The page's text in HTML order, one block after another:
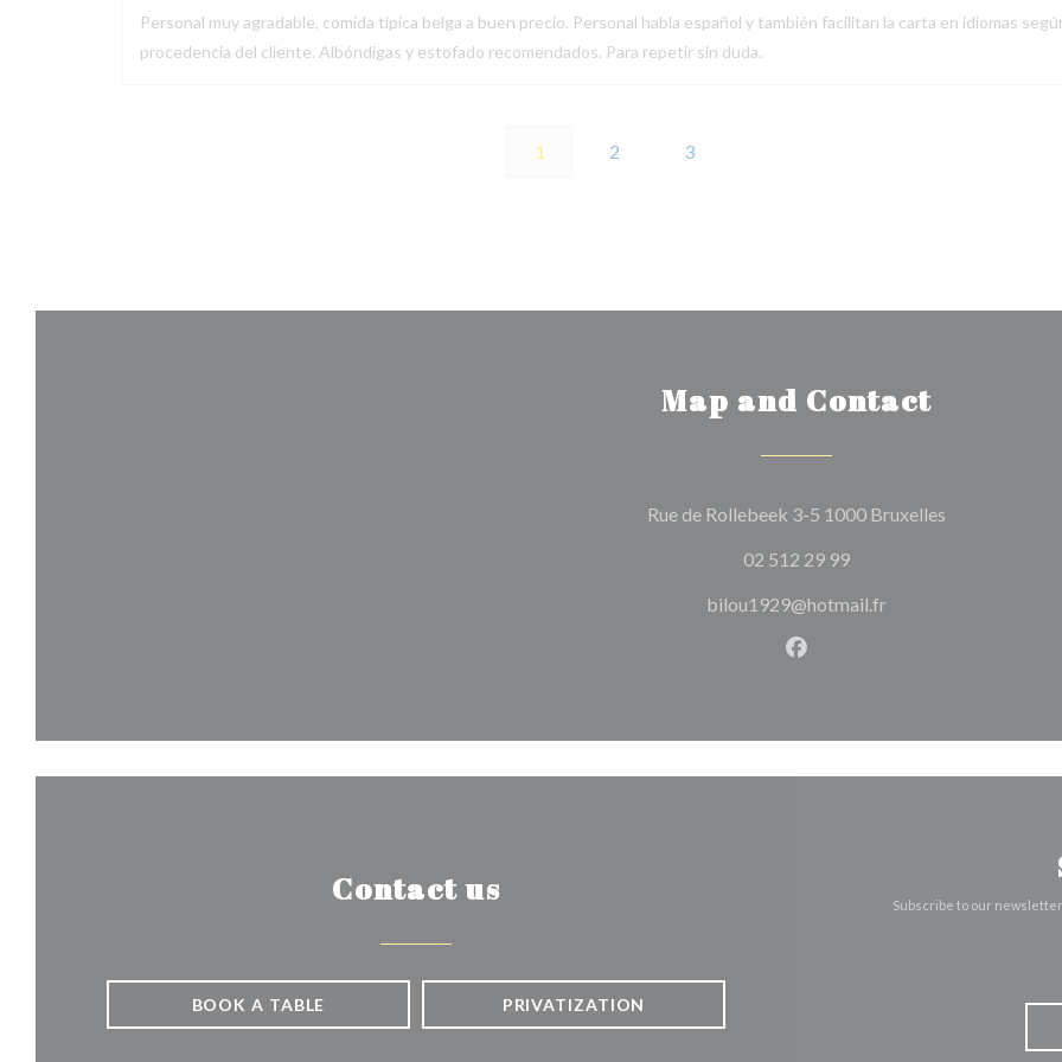
Personal muy agradable, comida típica belga a buen precio. Personal habla español y también facilitan la carta en idiomas
procedencia del cliente. Albóndigas y estofado recomendados. Para repetir sin duda.
1 2 3
Map and Contact
Rue de Rollebeek 3-5 1000 Bruxelles
02 512 29 99
bilou1929@hotmail.fr
Facebook ((opens in a new
Contact us
BOOK A TABLE PRIVATIZATION
Subscribe to our